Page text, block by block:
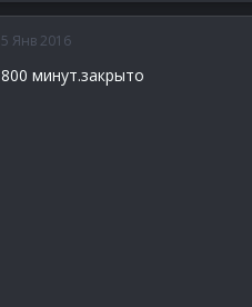
5 Янв 2016
800 минут.закрыто